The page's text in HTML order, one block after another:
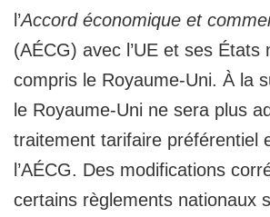
l’Accord économique et
(AÉCG) avec l’UE et ses États
compris le Royaume-Uni. À la
le Royaume-Uni ne sera plus
traitement tarifaire préférentiel
l’AÉCG. Des modifications
certains règlements nationaux